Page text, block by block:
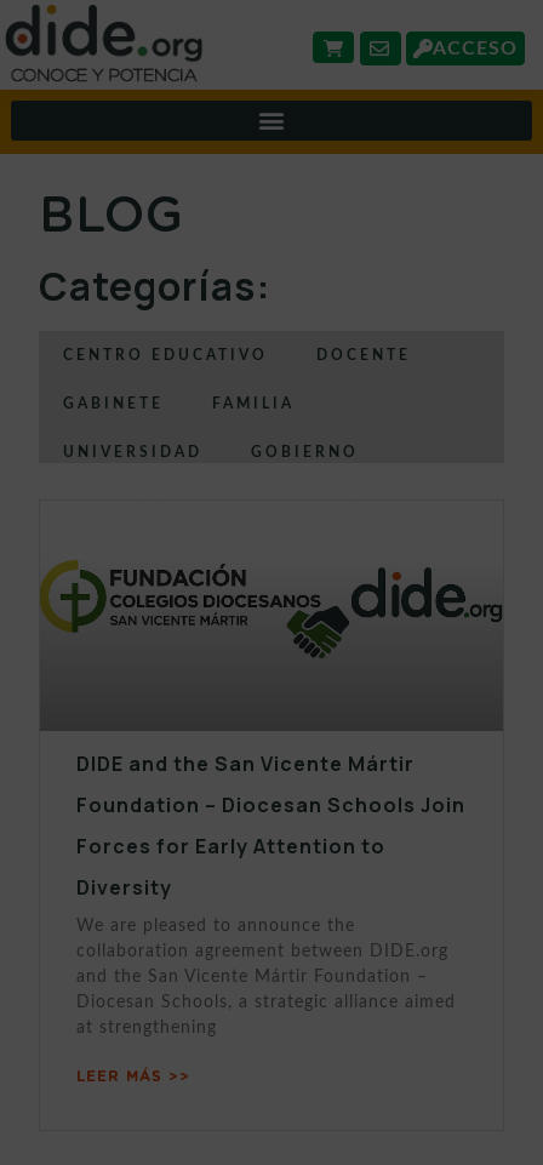
ACCESO
BLOG
Categorías:
CENTRO EDUCATIVO DOCENTE
GABINETE FAMILIA
UNIVERSIDAD GOBIERNO
DIDE and the San Vicente Mártir
Foundation – Diocesan Schools Join
Forces for Early Attention to
Diversity
We are pleased to announce the
collaboration agreement between DIDE.org
and the San Vicente Mártir Foundation –
Diocesan Schools, a strategic alliance aimed
at strengthening
LEER MÁS >>